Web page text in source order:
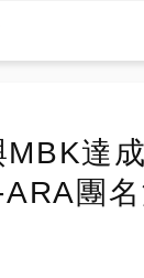
達
團名